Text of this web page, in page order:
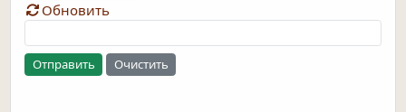
Обновить
Отправить Очистить